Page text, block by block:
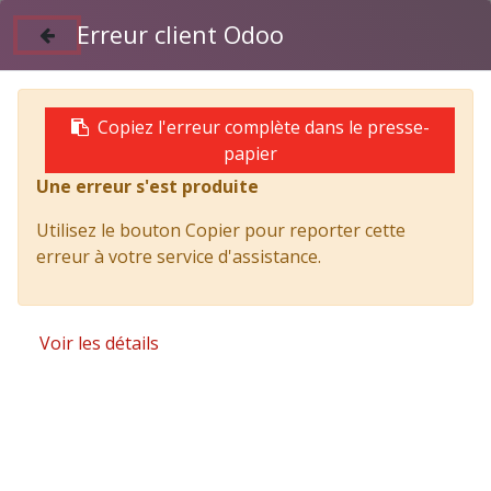
Suivez nous sur Facebook
Products
TITAN tribenne acier 3800 x 2300 et grue FASSI
F50A.23
Erreur client Odoo
Copiez l'erreur complète dans le presse-
papier
Une erreur s'est produite
Utilisez le bouton Copier pour reporter cette
erreur à votre service d'assistance.
Voir les détails